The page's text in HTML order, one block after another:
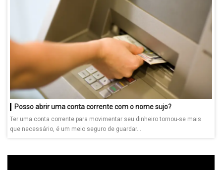
Posso abrir uma conta corrente com o nome sujo?
Ter uma conta corrente para movimentar seu dinheiro tornou-se mais
que necessário, é um meio seguro de guardar...